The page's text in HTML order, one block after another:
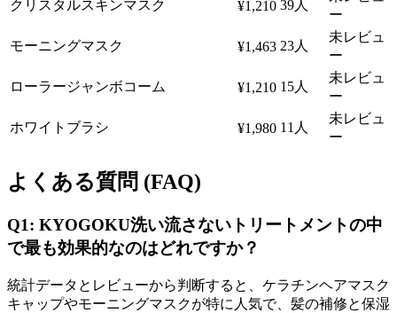
クリスタルスキンマスク ¥1,210 39人
ー
モーニングマスク ¥1,463 23人
未レビュ
ー
ローラージャンボコーム ¥1,210 15人
未レビュ
ー
ホワイトブラシ ¥1,980 11人
未レビュ
ー
よくある質問 (FAQ)
Q1: KYOGOKU洗い流さないトリートメントの中
で最も効果的なのはどれですか？
統計データとレビューから判断すると、ケラチンヘアマスク
キャップやモーニングマスクが特に人気で、髪の補修と保湿